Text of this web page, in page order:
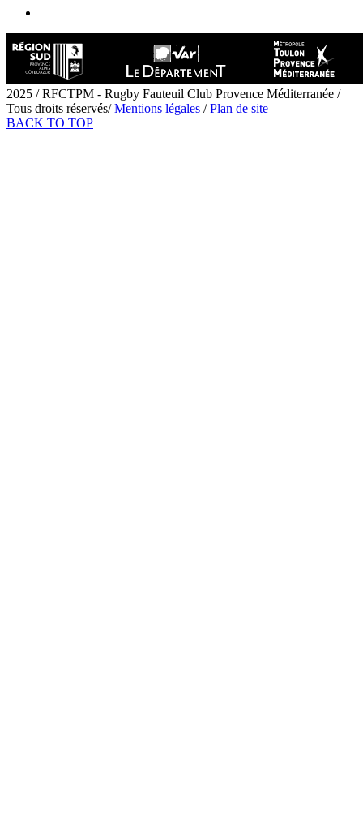
2025 / RFCTPM - Rugby Fauteuil Club Provence Méditerranée /
Tous droits réservés/Mentions légales /Plan de site
BACK TO TOP